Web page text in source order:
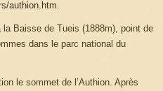
authion.htm
la Baisse de Tueis (1888m), point de
dans le parc national du
le sommet de l’Authion. Après